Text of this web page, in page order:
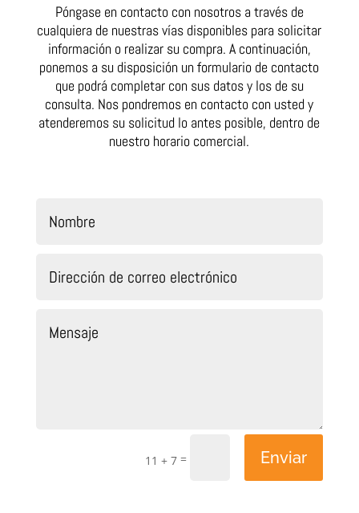
Póngase en contacto con nosotros a través de
cualquiera de nuestras vías disponibles para solicitar
información o realizar su compra. A continuación,
ponemos a su disposición un formulario de contacto
que podrá completar con sus datos y los de su
consulta. Nos pondremos en contacto con usted y
atenderemos su solicitud lo antes posible, dentro de
nuestro horario comercial.
11 + 7 = Enviar